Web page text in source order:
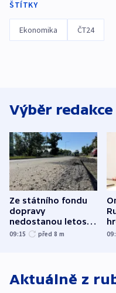
ŠTÍTKY
Ekonomika ČT24
Výběr redakce
Ze státního fondu
dopravy
nedostanou letos
kraje na silnice ani
09:15 před 8 m
Aktuálně z